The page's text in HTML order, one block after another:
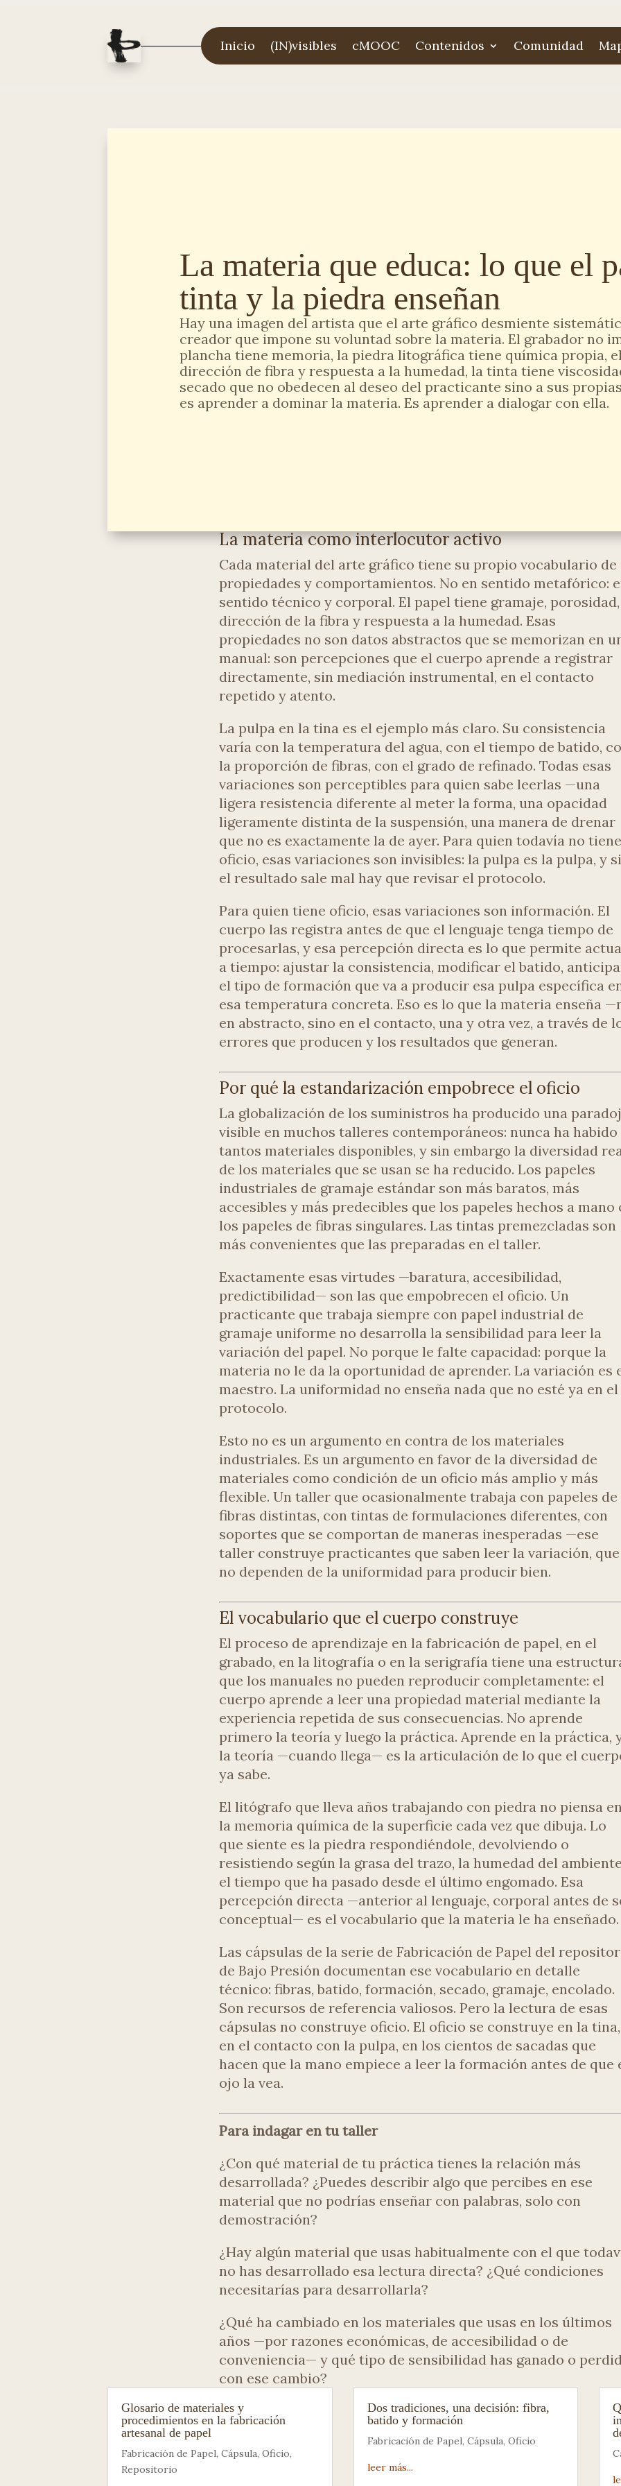
Inicio (IN)visibles cMOOC Contenidos Comunidad
La materia que educa: lo que el
tinta y la piedra enseñan
Hay una imagen del artista que el arte gráfico desmiente
creador que impone su voluntad sobre la materia. El grabador no
plancha tiene memoria, la piedra litográfica tiene química propia,
dirección de fibra y respuesta a la humedad, la tinta tiene
secado que no obedecen al deseo del practicante sino a sus
es aprender a dominar la materia. Es aprender a dialogar con ella.
La materia como interlocutor activo
Cada material del arte gráfico tiene su propio vocabulario de
propiedades y comportamientos. No en sentido metafórico:
sentido técnico y corporal. El papel tiene gramaje, porosidad,
dirección de la fibra y respuesta a la humedad. Esas
propiedades no son datos abstractos que se memorizan en
manual: son percepciones que el cuerpo aprende a registrar
directamente, sin mediación instrumental, en el contacto
repetido y atento.
La pulpa en la tina es el ejemplo más claro. Su consistencia
varía con la temperatura del agua, con el tiempo de batido,
la proporción de fibras, con el grado de refinado. Todas esas
variaciones son perceptibles para quien sabe leerlas —una
ligera resistencia diferente al meter la forma, una opacidad
ligeramente distinta de la suspensión, una manera de drenar
que no es exactamente la de ayer. Para quien todavía no
oficio, esas variaciones son invisibles: la pulpa es la pulpa, y
el resultado sale mal hay que revisar el protocolo.
Para quien tiene oficio, esas variaciones son información. El
cuerpo las registra antes de que el lenguaje tenga tiempo de
procesarlas, y esa percepción directa es lo que permite
a tiempo: ajustar la consistencia, modificar el batido,
el tipo de formación que va a producir esa pulpa específica
esa temperatura concreta. Eso es lo que la materia enseña
en abstracto, sino en el contacto, una y otra vez, a través de
errores que producen y los resultados que generan.
Por qué la estandarización empobrece el oficio
La globalización de los suministros ha producido una
visible en muchos talleres contemporáneos: nunca ha habido
tantos materiales disponibles, y sin embargo la diversidad
de los materiales que se usan se ha reducido. Los papeles
industriales de gramaje estándar son más baratos, más
accesibles y más predecibles que los papeles hechos a mano
los papeles de fibras singulares. Las tintas premezcladas son
más convenientes que las preparadas en el taller.
Exactamente esas virtudes —baratura, accesibilidad,
predictibilidad— son las que empobrecen el oficio. Un
practicante que trabaja siempre con papel industrial de
gramaje uniforme no desarrolla la sensibilidad para leer la
variación del papel. No porque le falte capacidad: porque la
materia no le da la oportunidad de aprender. La variación es
maestro. La uniformidad no enseña nada que no esté ya en el
protocolo.
Esto no es un argumento en contra de los materiales
industriales. Es un argumento en favor de la diversidad de
materiales como condición de un oficio más amplio y más
flexible. Un taller que ocasionalmente trabaja con papeles de
fibras distintas, con tintas de formulaciones diferentes, con
soportes que se comportan de maneras inesperadas —ese
taller construye practicantes que saben leer la variación, que
no dependen de la uniformidad para producir bien.
El vocabulario que el cuerpo construye
El proceso de aprendizaje en la fabricación de papel, en el
grabado, en la litografía o en la serigrafía tiene una
que los manuales no pueden reproducir completamente: el
cuerpo aprende a leer una propiedad material mediante la
experiencia repetida de sus consecuencias. No aprende
primero la teoría y luego la práctica. Aprende en la práctica,
la teoría —cuando llega— es la articulación de lo que el
ya sabe.
El litógrafo que lleva años trabajando con piedra no piensa
la memoria química de la superficie cada vez que dibuja. Lo
que siente es la piedra respondiéndole, devolviendo o
resistiendo según la grasa del trazo, la humedad del
el tiempo que ha pasado desde el último engomado. Esa
percepción directa —anterior al lenguaje, corporal antes de
conceptual— es el vocabulario que la materia le ha enseñado.
Las cápsulas de la serie de Fabricación de Papel del
de Bajo Presión documentan ese vocabulario en detalle
técnico: fibras, batido, formación, secado, gramaje, encolado.
Son recursos de referencia valiosos. Pero la lectura de esas
cápsulas no construye oficio. El oficio se construye en la tina,
en el contacto con la pulpa, en los cientos de sacadas que
hacen que la mano empiece a leer la formación antes de que
ojo la vea.
Para indagar en tu taller
¿Con qué material de tu práctica tienes la relación más
desarrollada? ¿Puedes describir algo que percibes en ese
material que no podrías enseñar con palabras, solo con
demostración?
¿Hay algún material que usas habitualmente con el que
no has desarrollado esa lectura directa? ¿Qué condiciones
necesitarías para desarrollarla?
¿Qué ha cambiado en los materiales que usas en los últimos
años —por razones económicas, de accesibilidad o de
conveniencia— y qué tipo de sensibilidad has ganado o
con ese cambio?
Glosario de materiales y
procedimientos en la fabricación
artesanal de papel
Fabricación de Papel,Cápsula,Oficio,
Repositorio
Dos tradiciones, una decisión: fibra,
batido y formación
Fabricación de Papel, Cápsula, Oficio
leer más...